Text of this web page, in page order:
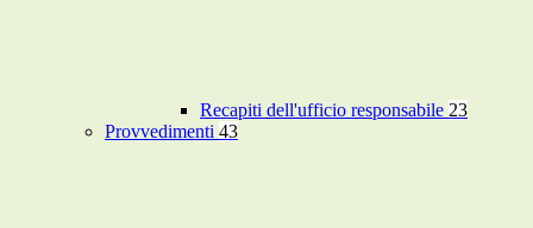
Recapiti dell'ufficio responsabile 23
Provvedimenti 43